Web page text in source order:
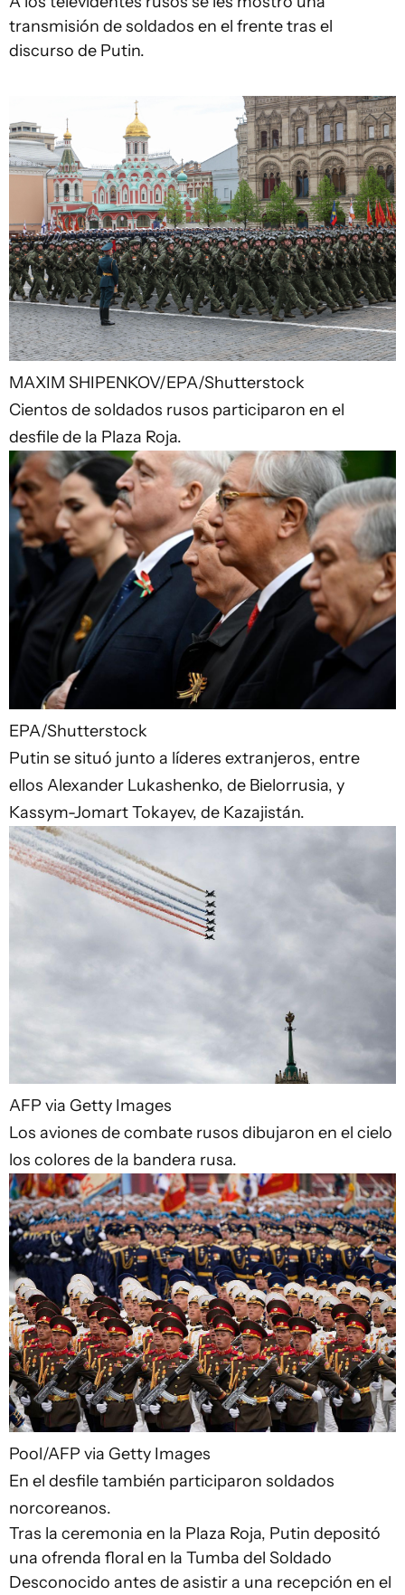
transmisión de soldados en el frente tras el
discurso de Putin.
MAXIM SHIPENKOV/EPA/Shutterstock
Cientos de soldados rusos participaron en el
desfile de la Plaza Roja.
EPA/Shutterstock
Putin se situó junto a líderes extranjeros, entre
ellos Alexander Lukashenko, de Bielorrusia, y
Kassym-Jomart Tokayev, de Kazajistán.
AFP via Getty Images
Los aviones de combate rusos dibujaron en el cielo
los colores de la bandera rusa.
Pool/AFP via Getty Images
En el desfile también participaron soldados
norcoreanos.
Tras la ceremonia en la Plaza Roja, Putin depositó
una ofrenda floral en la Tumba del Soldado
Desconocido antes de asistir a una recepción en el